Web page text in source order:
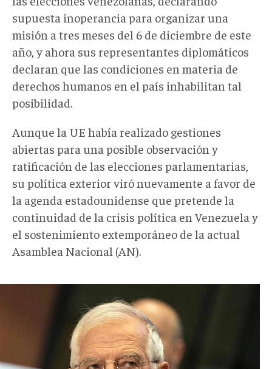
supuesta inoperancia para organizar una
misión a tres meses del 6 de diciembre de este
año, y ahora sus representantes diplomáticos
declaran que las condiciones en materia de
derechos humanos en el país inhabilitan tal
posibilidad.
Aunque la UE había realizado gestiones
abiertas para una posible observación y
ratificación de las elecciones parlamentarias,
su política exterior viró nuevamente a favor de
la agenda estadounidense que pretende la
continuidad de la crisis política en Venezuela y
el sostenimiento extemporáneo de la actual
Asamblea Nacional (AN).